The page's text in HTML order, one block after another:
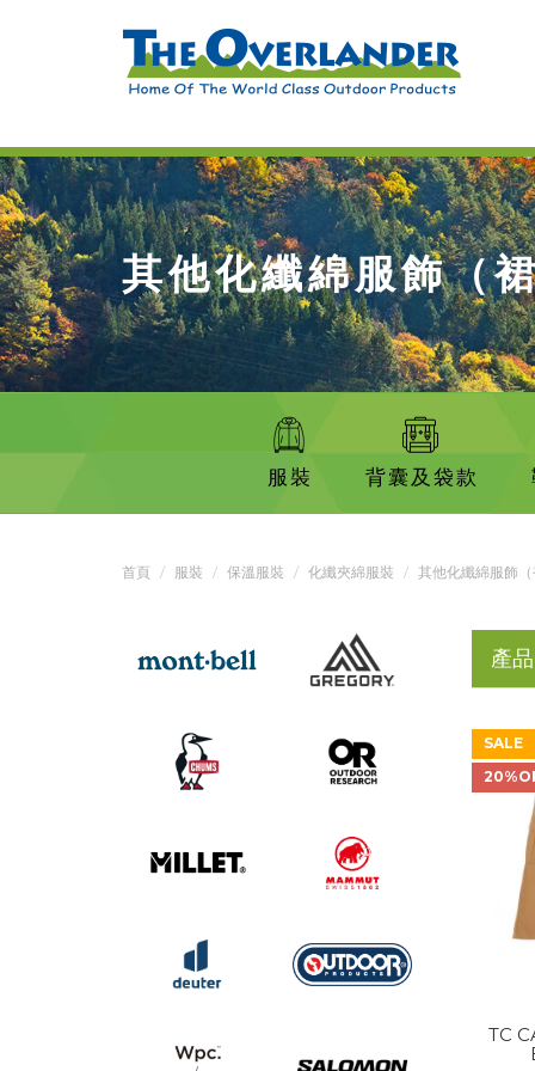
其他化纖綿服飾（
服裝 背囊及袋款
首頁 服裝 保溫服裝 化纖夾綿服裝 其他化纖綿服飾
產品
SALE
TC